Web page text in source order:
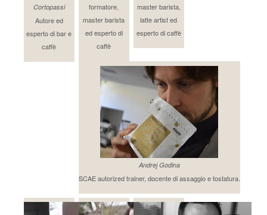
Cortopassi
Autore ed
esperto di bar e
caffè
formatore,
master barista
ed esperto di
caffè
master barista,
latte artist ed
esperto di caffè
Andrej Godina
SCAE autorized trainer, docente di assaggio e tostatura.